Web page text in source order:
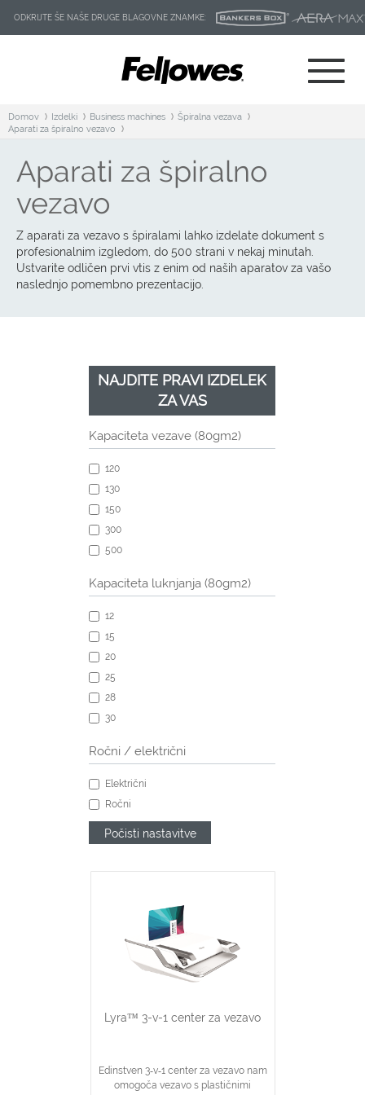
ODKRIJTE ŠE NAŠE DRUGE BLAGOVNE ZNAMKE:
Domov Izdelki Business machines
Špiralna vezava
Aparati za špiralno vezavo
Aparati za špiralno
vezavo
Z aparati za vezavo s špiralami lahko izdelate dokument s
profesionalnim izgledom, do 500 strani v nekaj minutah.
Ustvarite odličen prvi vtis z enim od naših aparatov za vašo
naslednjo pomembno prezentacijo.
NAJDITE PRAVI IZDELEK
ZA VAS
Kapaciteta vezave (80gm2)
120
130
150
300
500
Kapaciteta luknjanja (80gm2)
12
15
20
25
28
30
Ročni / električni
Električni
Ročni
Počisti nastavitve
Lyra™ 3-v-1 center za vezavo
Edinstven 3‐v‐1 center za vezavo nam
omogoča vezavo s plastičnimi